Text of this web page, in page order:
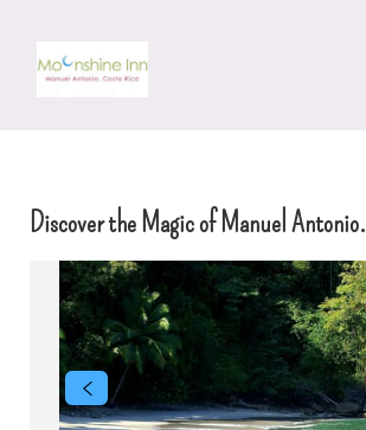
すべてのプロパティ
エリア
歩き回っている
コンシェルジュ
レビュー
お問い合わせは
Discover the Magic of Manuel Antonio.